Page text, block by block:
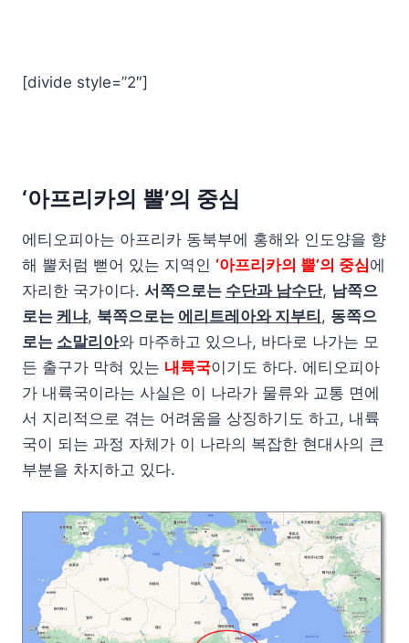
[divide style=”2″]
‘아프리카의 뿔’의 중심
에티오피아는 아프리카 동북부에 홍해와 인도양을 향
해 뿔처럼 뻗어 있는 지역인 ‘아프리카의 뿔’의 중심에
자리한 국가이다. 서쪽으로는 수단과 남수단, 남쪽으
로는 케냐, 북쪽으로는 에리트레아와 지부티 , 동쪽으
로는 소말리아와 마주하고 있으나, 바다로 나가는 모
든 출구가 막혀 있는 내륙국이기도 하다. 에티오피아
가 내륙국이라는 사실은 이 나라가 물류와 교통 면에
서 지리적으로 겪는 어려움을 상징하기도 하고, 내륙
국이 되는 과정 자체가 이 나라의 복잡한 현대사의 큰
부분을 차지하고 있다.